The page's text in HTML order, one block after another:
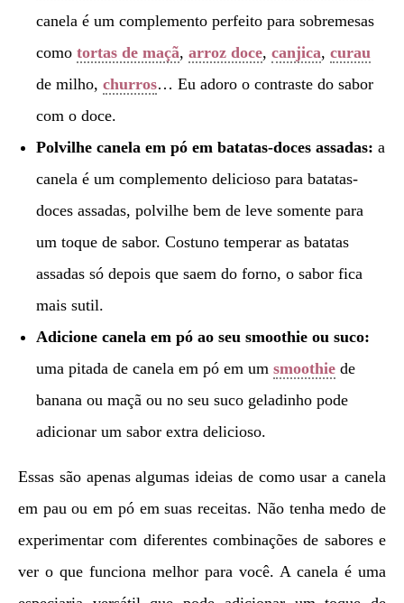
canela é um complemento perfeito para sobremesas
como tortas de maçã, arroz doce, canjica, curau
de milho, churros… Eu adoro o contraste do sabor
com o doce.
Polvilhe canela em pó em batatas-doces assadas: a
canela é um complemento delicioso para batatas-
doces assadas, polvilhe bem de leve somente para
um toque de sabor. Costuno temperar as batatas
assadas só depois que saem do forno, o sabor fica
mais sutil.
Adicione canela em pó ao seu smoothie ou suco:
uma pitada de canela em pó em um smoothie de
banana ou maçã ou no seu suco geladinho pode
adicionar um sabor extra delicioso.
Essas são apenas algumas ideias de como usar a canela
em pau ou em pó em suas receitas. Não tenha medo de
experimentar com diferentes combinações de sabores e
ver o que funciona melhor para você. A canela é uma